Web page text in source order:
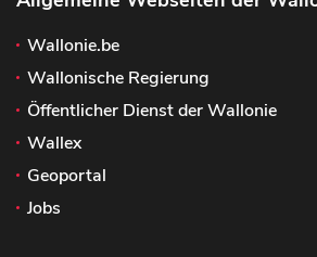
Wallonie.be
Wallonische Regierung
Öffentlicher Dienst der Wallonie
Wallex
Geoportal
Jobs